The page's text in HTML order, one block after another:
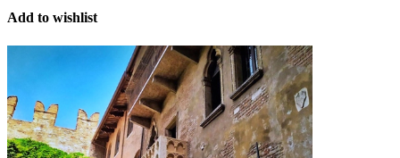
Add to wishlist